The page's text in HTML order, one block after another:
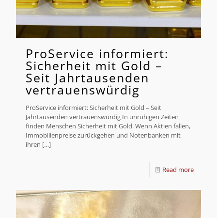
ProService informiert:
Sicherheit mit Gold –
Seit Jahrtausenden
vertrauenswürdig
ProService informiert: Sicherheit mit Gold – Seit
Jahrtausenden vertrauenswürdig In unruhigen Zeiten
finden Menschen Sicherheit mit Gold. Wenn Aktien fallen,
Immobilienpreise zurückgehen und Notenbanken mit
ihren […]
Read more